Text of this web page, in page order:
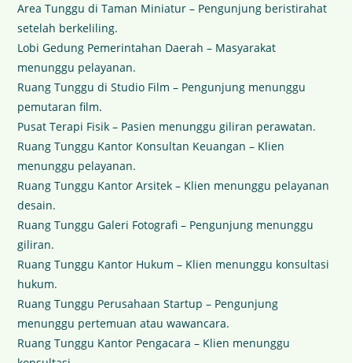
Area Tunggu di Taman Miniatur – Pengunjung beristirahat
setelah berkeliling.
Lobi Gedung Pemerintahan Daerah – Masyarakat
menunggu pelayanan.
Ruang Tunggu di Studio Film – Pengunjung menunggu
pemutaran film.
Pusat Terapi Fisik – Pasien menunggu giliran perawatan.
Ruang Tunggu Kantor Konsultan Keuangan – Klien
menunggu pelayanan.
Ruang Tunggu Kantor Arsitek – Klien menunggu pelayanan
desain.
Ruang Tunggu Galeri Fotografi – Pengunjung menunggu
giliran.
Ruang Tunggu Kantor Hukum – Klien menunggu konsultasi
hukum.
Ruang Tunggu Perusahaan Startup – Pengunjung
menunggu pertemuan atau wawancara.
Ruang Tunggu Kantor Pengacara – Klien menunggu